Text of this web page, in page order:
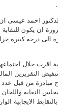
احمد عيسى ان
ان يكون
الى درجة كبيرة
اقرت خلال
التقريرين
مبادرة من قبل عدد
النقابة واللجان
الايجابية